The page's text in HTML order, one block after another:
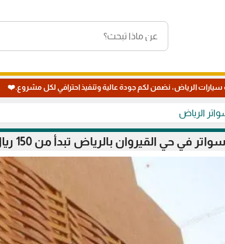
الرياض، نضمن لكم جودة عالية وتنفيذ احترافي لكل مشروع.❤️
الرياض
في حي القيروان بالرياض تبدأ من 150 ريال للمتر